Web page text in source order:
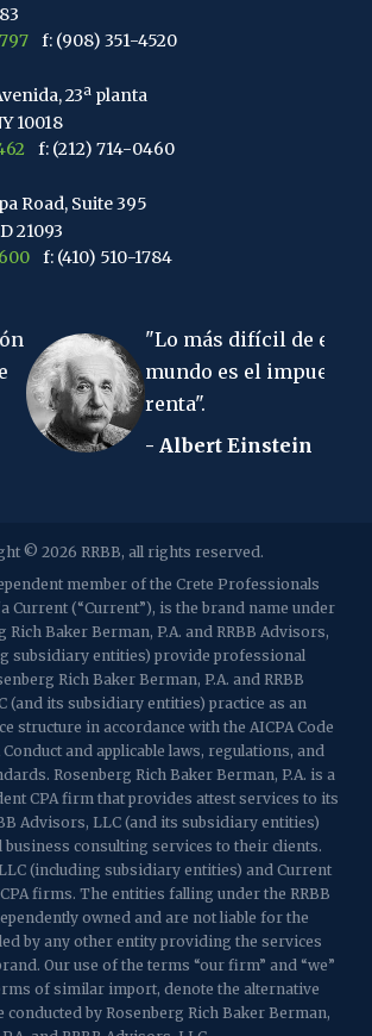
f: (908) 351-4520
23ª planta
10018
f: (212) 714-0460
Road, Suite 395
21093
f: (410) 510-1784
07066
f: (848) 467-3980
201
07719
Jersey 08836
f: (732) 469-6291
Valley Road
Jersey 08836
"Lo más difícil de entender en el
mundo es el impuesto sobre la
renta".
- Albert Einstein
© 2026 RRBB, all rights reserved.
member of the Crete Professionals
Current (“Current”), is the brand name under
Rich Baker Berman, P.A. and RRBB Advisors,
subsidiary entities) provide professional
Rich Baker Berman, P.A. and RRBB
(and its subsidiary entities) practice as an
structure in accordance with the AICPA Code
and applicable laws, regulations, and
Rosenberg Rich Baker Berman, P.A. is a
CPA firm that provides attest services to its
Advisors, LLC (and its subsidiary entities)
business consulting services to their clients.
(including subsidiary entities) and Current
firms. The entities falling under the RRBB
owned and are not liable for the
by any other entity providing the services
Our use of the terms “our firm” and “we”
of similar import, denote the alternative
conducted by Rosenberg Rich Baker Berman,